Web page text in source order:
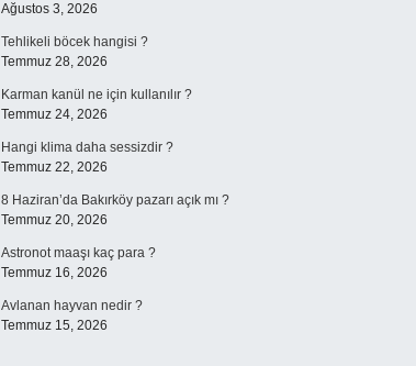
Ağustos 3, 2026
Tehlikeli böcek hangisi ?
Temmuz 28, 2026
Karman kanül ne için kullanılır ?
Temmuz 24, 2026
Hangi klima daha sessizdir ?
Temmuz 22, 2026
8 Haziran’da Bakırköy pazarı açık mı ?
Temmuz 20, 2026
Astronot maaşı kaç para ?
Temmuz 16, 2026
Avlanan hayvan nedir ?
Temmuz 15, 2026